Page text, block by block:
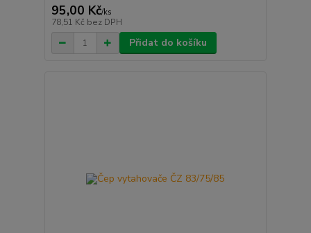
95,00 Kč/ks
78,51 Kč bez DPH
Přidat do košíku